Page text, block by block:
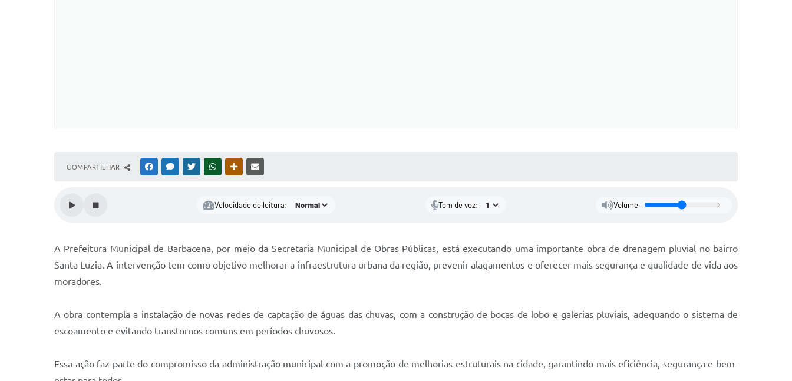
COMPARTILHAR FACEBOOKMESSENGER
TWITTERWHATSAPPOUTRAS MÍDIAS
Velocidade de leitura: Tom de voz: Volume
A Prefeitura Municipal de Barbacena, por meio da Secretaria Municipal de Obras Públicas, está executando uma importante obra de drenagem pluvial no bairro
Santa Luzia. A intervenção tem como objetivo melhorar a infraestrutura urbana da região, prevenir alagamentos e oferecer mais segurança e qualidade de vida aos
moradores.
A obra contempla a instalação de novas redes de captação de águas das chuvas, com a construção de bocas de lobo e galerias pluviais, adequando o sistema de
escoamento e evitando transtornos comuns em períodos chuvosos.
Essa ação faz parte do compromisso da administração municipal com a promoção de melhorias estruturais na cidade, garantindo mais eficiência, segurança e bem-